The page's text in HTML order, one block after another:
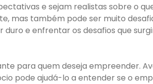
e sejam realistas sobre o
mas também pode ser muito
e enfrentar os desafios que
para quem deseja empreender.
pode ajudá-lo a entender se o